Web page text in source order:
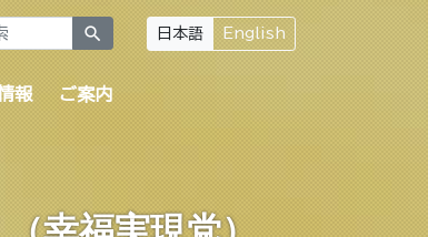
search 日本語 English
報 ご案内